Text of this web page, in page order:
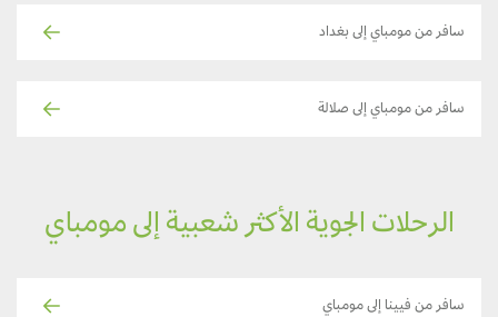
سافر من مومباي إلى بغداد
سافر من مومباي إلى صلالة
الرحلات الجوية الأكثر شعبية إلى مومباي
سافر من فيينا إلى مومباي